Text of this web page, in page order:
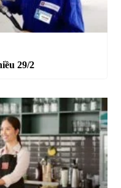
29/2